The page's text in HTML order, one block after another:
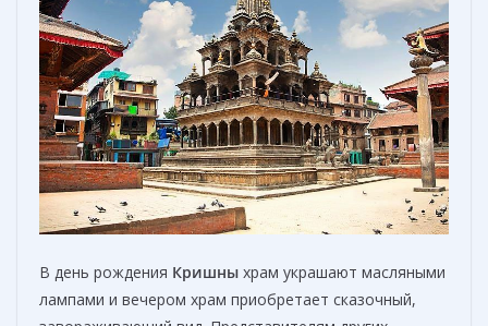
В день рождения Кришны храм украшают масляными
лампами и вечером храм приобретает сказочный,